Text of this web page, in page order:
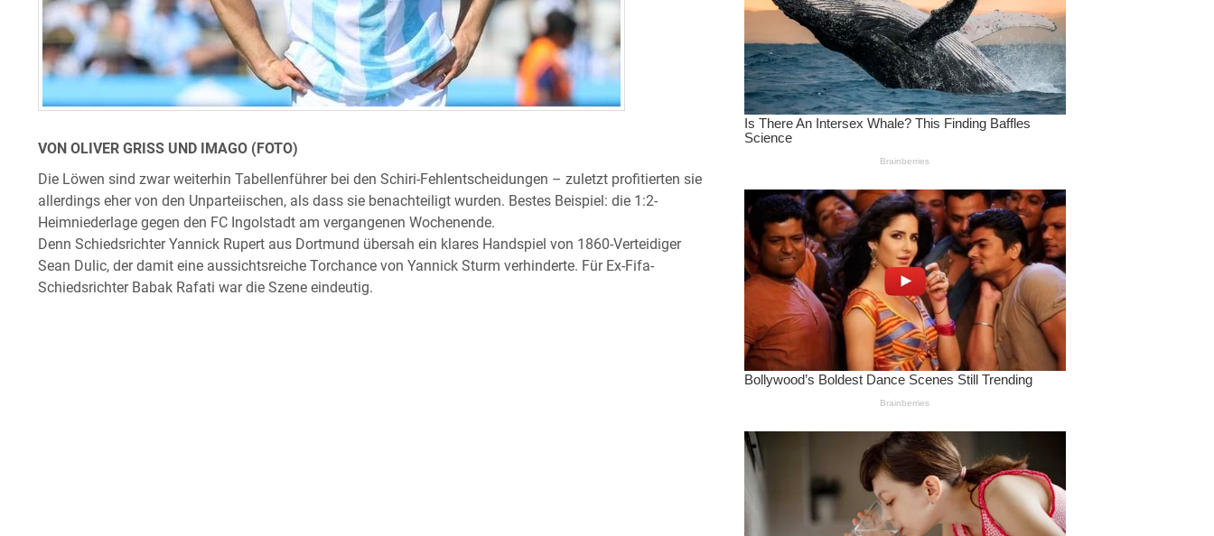
VON OLIVER GRISS UND IMAGO (FOTO)
Die Löwen sind zwar weiterhin Tabellenführer bei den Schiri-Fehlentscheidungen – zuletzt profitierten sie
allerdings eher von den Unparteiischen, als dass sie benachteiligt wurden. Bestes Beispiel: die 1:2-
Heimniederlage gegen den FC Ingolstadt am vergangenen Wochenende.
Denn Schiedsrichter Yannick Rupert aus Dortmund übersah ein klares Handspiel von 1860-Verteidiger
Sean Dulic, der damit eine aussichtsreiche Torchance von Yannick Sturm verhinderte. Für Ex-Fifa-
Schiedsrichter Babak Rafati war die Szene eindeutig.